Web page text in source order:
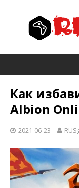
Как
Albion
2021-06-23